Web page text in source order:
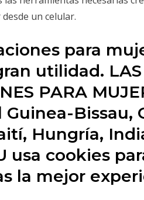
un celular.
para
utilidad. LAS
PARA
Bissau,
Hungría,
usa cookies
la mejor